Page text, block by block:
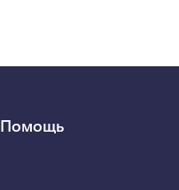
Помощь